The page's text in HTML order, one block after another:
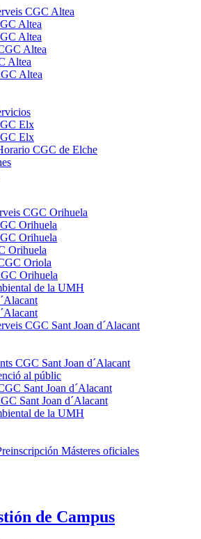
CGC Altea
Altea
Altea
Altea
Altea
Altea
Elx
Elx
CGC de Elche
CGC Orihuela
Orihuela
Orihuela
Orihuela
Oriola
Orihuela
de la UMH
CGC Sant Joan d´Alacant
CGC Sant Joan d´Alacant
al públic
Sant Joan d´Alacant
Sant Joan d´Alacant
de la UMH
Másteres oficiales
de Campus